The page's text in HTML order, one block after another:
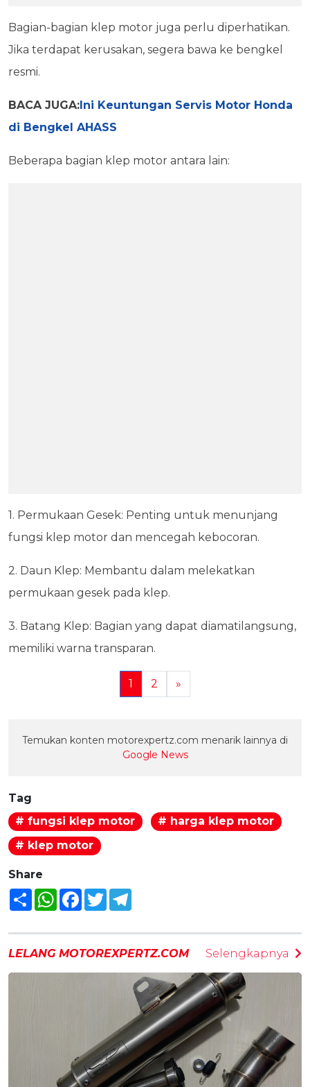
Bagian-bagian klep motor juga perlu diperhatikan.
Jika terdapat kerusakan, segera bawa ke bengkel
resmi.
BACA JUGA:Ini Keuntungan Servis Motor Honda
di Bengkel AHASS
Beberapa bagian klep motor antara lain:
1. Permukaan Gesek: Penting untuk menunjang
fungsi klep motor dan mencegah kebocoran.
2. Daun Klep: Membantu dalam melekatkan
permukaan gesek pada klep.
3. Batang Klep: Bagian yang dapat diamatilangsung,
memiliki warna transparan.
1 2 »
Temukan konten motorexpertz.com menarik lainnya di
Google News
Tag
# fungsi klep motor
# harga klep motor
# klep motor
Share
Share WhatsAppFacebook
Twitter
LELANG MOTOREXPERTZ.COM Selengkapnya